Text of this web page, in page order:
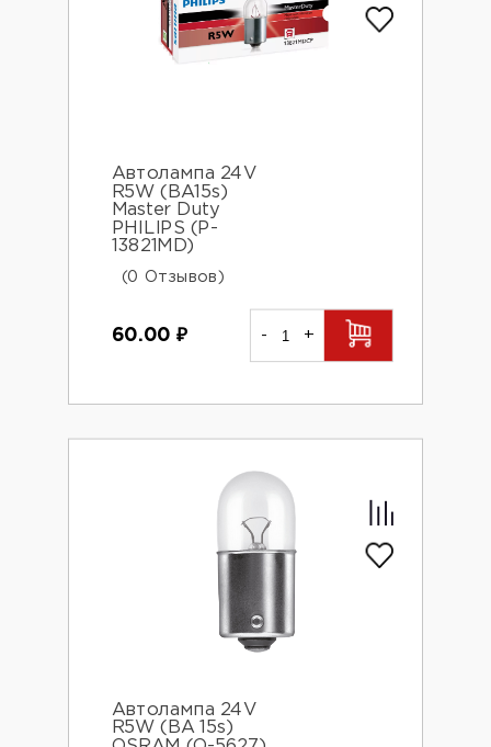
Автолампа 24V
R5W (BA15s)
Master Duty
PHILIPS (P-
13821MD)
(0 Отзывов)
60.00 ₽ - +
Автолампа 24V
R5W (BA 15s)